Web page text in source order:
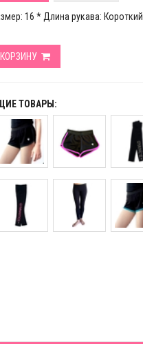
16 * Длина рукава: Короткий
ТОВАРЫ: